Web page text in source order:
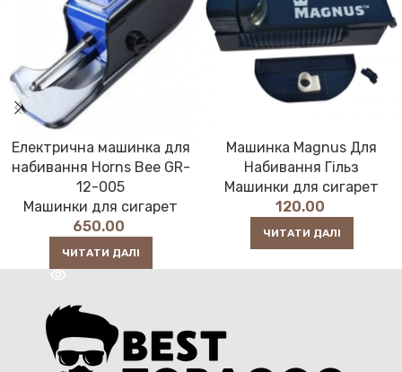
Електрична машинка для
набивання Horns Bee GR-
12-005
Машинки для сигарет
650.00
ЧИТАТИ ДАЛІ
Машинка Magnus Для
Набивання Гільз
Машинки для сигарет
120.00
ЧИТАТИ ДАЛІ